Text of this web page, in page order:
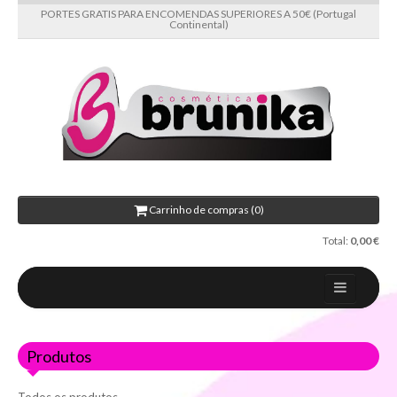
PORTES GRATIS PARA ENCOMENDAS SUPERIORES A 50€ (Portugal
Continental)
Carrinho de compras (0)
Total: 0,00 €
Sobre nós
Produtos